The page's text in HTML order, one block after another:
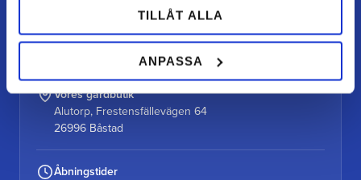
TILLÅT ALLA
ANPASSA
kundtjanst@teamalutorp.se
Vores gårdbutik
Alutorp, Frestensfällevägen 64
26996 Båstad
Åbningstider